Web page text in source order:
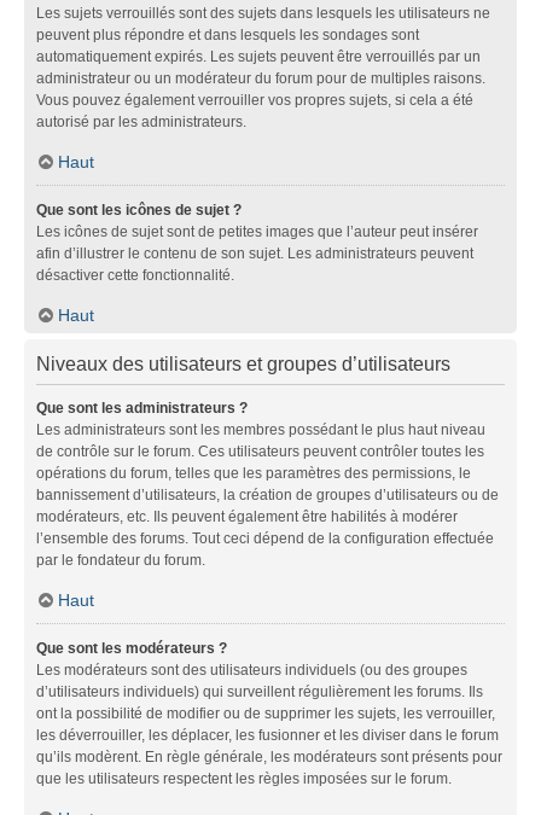
Les sujets verrouillés sont des sujets dans lesquels les utilisateurs ne
peuvent plus répondre et dans lesquels les sondages sont
automatiquement expirés. Les sujets peuvent être verrouillés par un
administrateur ou un modérateur du forum pour de multiples raisons.
Vous pouvez également verrouiller vos propres sujets, si cela a été
autorisé par les administrateurs.
Haut
Que sont les icônes de sujet ?
Les icônes de sujet sont de petites images que l’auteur peut insérer
afin d’illustrer le contenu de son sujet. Les administrateurs peuvent
désactiver cette fonctionnalité.
Haut
Niveaux des utilisateurs et groupes d’utilisateurs
Que sont les administrateurs ?
Les administrateurs sont les membres possédant le plus haut niveau
de contrôle sur le forum. Ces utilisateurs peuvent contrôler toutes les
opérations du forum, telles que les paramètres des permissions, le
bannissement d’utilisateurs, la création de groupes d’utilisateurs ou de
modérateurs, etc. Ils peuvent également être habilités à modérer
l’ensemble des forums. Tout ceci dépend de la configuration effectuée
par le fondateur du forum.
Haut
Que sont les modérateurs ?
Les modérateurs sont des utilisateurs individuels (ou des groupes
d’utilisateurs individuels) qui surveillent régulièrement les forums. Ils
ont la possibilité de modifier ou de supprimer les sujets, les verrouiller,
les déverrouiller, les déplacer, les fusionner et les diviser dans le forum
qu’ils modèrent. En règle générale, les modérateurs sont présents pour
que les utilisateurs respectent les règles imposées sur le forum.